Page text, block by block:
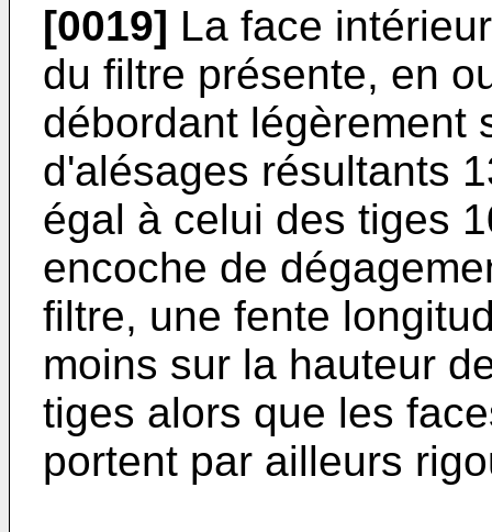
[0019] La face
du filtre présente, en
débordant légèrement
d'alésages résultants
égal à celui des tiges
encoche de
filtre, une fente
moins sur la hauteur
tiges alors que les
portent par ailleurs